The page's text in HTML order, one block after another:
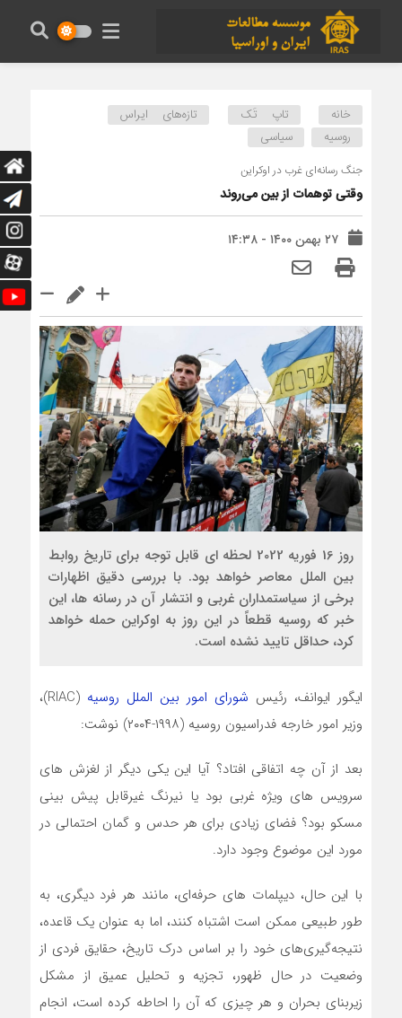
خانه تاپ تَک
تازه‌های ایراس
روسیه
سیاسی
جنگ رسانه‌ای غرب در اوکراین
وقتی توهمات از بین می‌روند
۲۷ بهمن ۱۴۰۰ - ۱۴:۳۸
روز 16 فوریه 2022 لحظه ای قابل توجه برای تاریخ روابط
بین الملل معاصر خواهد بود. با بررسی دقیق اظهارات
برخی از سیاستمداران غربی و انتشار آن در رسانه ها، این
خبر که روسیه قطعاً در این روز به اوکراین حمله خواهد
کرد، حداقل تایید نشده است.
ایگور ایوانف، رئیس شورای امور بین الملل روسیه
(RIAC)،
وزیر امور خارجه فدراسیون روسیه (۱۹۹۸-۲۰۰۴) نوشت:
بعد از آن چه اتفاقی افتاد؟ آیا این یکی دیگر از لغزش های
سرویس های ویژه غربی بود یا نیرنگ غیرقابل پیش بینی
مسکو بود؟ فضای زیادی برای هر حدس و گمان احتمالی در
مورد این موضوع وجود دارد.
با این حال، دیپلمات های حرفه‌ای، مانند هر فرد دیگری، به
طور طبیعی ممکن است اشتباه کنند، اما به عنوان یک قاعده،
نتیجه‌گیری‌های خود را بر اساس درک تاریخ، حقایق فردی از
وضعیت در حال ظهور، تجزیه و تحلیل عمیق از مشکل
زیربنای بحران و هر چیزی که آن را احاطه کرده است، انجام